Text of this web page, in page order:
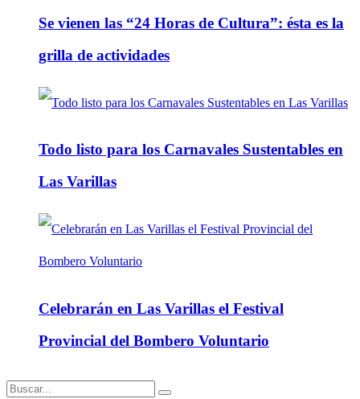
Se vienen las “24 Horas de Cultura”: ésta es la
grilla de actividades
Todo listo para los Carnavales Sustentables en
Las Varillas
Celebrarán en Las Varillas el Festival
Provincial del Bombero Voluntario